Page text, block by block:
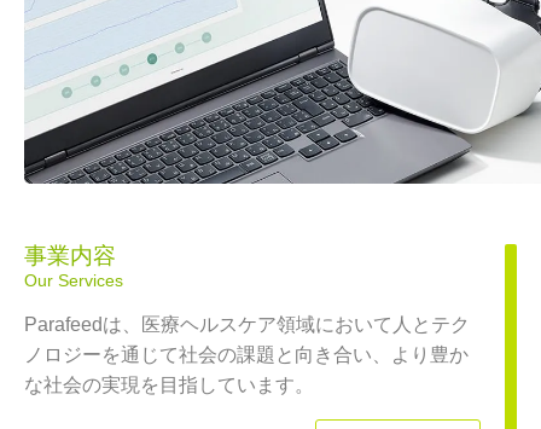
事業内容
Our Services
Parafeedは、医療ヘルスケア領域において人とテク
ノロジーを通じて社会の課題と向き合い、より豊か
な社会の実現を目指しています。